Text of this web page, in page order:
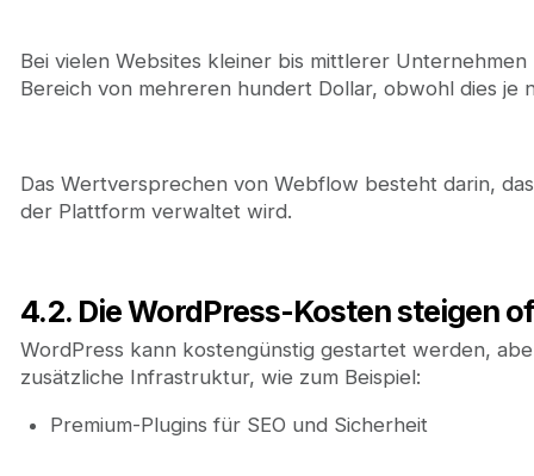
Bei vielen Websites kleiner bis mittlerer
Bereich von mehreren hundert Dollar, obwohl dies je
Das Wertversprechen von Webflow besteht darin,
der Plattform verwaltet wird.
4.2. Die WordPress-Kosten steigen
WordPress kann kostengünstig gestartet werden,
zusätzliche Infrastruktur, wie zum Beispiel:
Premium-Plugins für SEO und Sicherheit